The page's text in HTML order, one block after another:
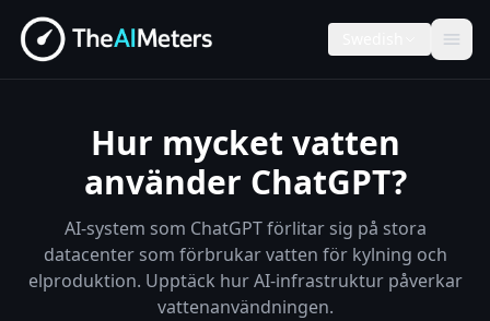
Hur mycket vatten
använder ChatGPT?
AI-system som ChatGPT förlitar sig på stora
datacenter som förbrukar vatten för kylning och
elproduktion. Upptäck hur AI-infrastruktur påverkar
vattenanvändningen.